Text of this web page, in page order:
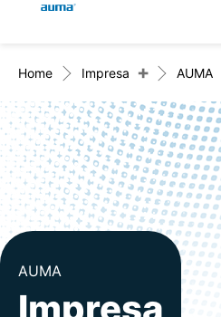
Prodotti
Soluzioni
Downloads
Servizio di assistenza
Impresa
Contatto
Global
Europa
Asia e Pacifico
Nord America
Ricerca
Home Impresa + AUMA
AUMA